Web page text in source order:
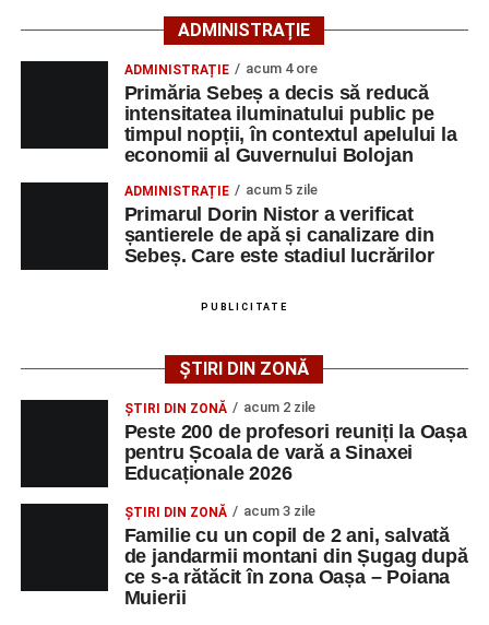
Ultimele știri din Sebeș
Primăria Sebeș a decis să reducă intensitatea
iluminatului public pe timpul nopții, în contextul
apelului la economii al Guvernului Bolojan
cea de-a III-a ediție a concursului „CicloAventurier
de Sebeș”
Primul concert din cadrul String Symphonic Camp
Elena Damian. Concursul „Memoria Holocaustului” se
organizează și se desfășoară în conformitate cu
prevederile Metodologiei-cadru de organizare şi
desfăşurare a competiţiilor şcolare, aprobată prin Ordinul
ministrului educaţiei, cercetării, tineretului şi sportului nr.
3035/2012, cu modificările și completările ulterioare și
este inclus în lista olimpiadelor și concursurilor școlare
organizate și finanțate de Ministerul Educației.
Urmărește-ne pe Google News
Ultimele știri din Sebeș
Primăria Sebeș a decis să reducă intensitatea
iluminatului public pe timpul nopții, în contextul
apelului la economii al Guvernului Bolojan
Duminică, 23 august 2026, Râpa Roșie găzduiește
cea de-a III-a ediție a concursului „CicloAventurier
de Sebeș”
ADMINISTRAȚIE
ADMINISTRAȚIE acum 4 ore
Primăria Sebeș a decis să reducă
intensitatea iluminatului public pe
timpul nopții, în contextul apelului la
economii al Guvernului Bolojan
ADMINISTRAȚIE acum 5 zile
Primarul Dorin Nistor a verificat
șantierele de apă și canalizare din
Sebeș. Care este stadiul lucrărilor
PUBLICITATE
ȘTIRI DIN ZONĂ
ȘTIRI DIN ZONĂ acum 2 zile
Peste 200 de profesori reuniți la Oașa
pentru Școala de vară a Sinaxei
Educaționale 2026
ȘTIRI DIN ZONĂ acum 3 zile
Familie cu un copil de 2 ani, salvată
de jandarmii montani din Șugag după
ce s-a rătăcit în zona Oașa – Poiana
Muierii